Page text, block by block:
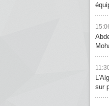
sur